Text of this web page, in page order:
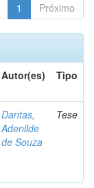
1 Próximo
Autor(es) Tipo
Dantas,
Adenilde
de Souza
Tese